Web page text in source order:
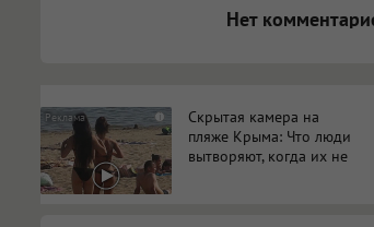
Нет
i
Скрытая камера на
пляже Крыма: Что люди
вытворяют, когда их не